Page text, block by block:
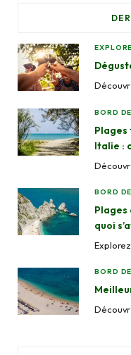
BORD
Plages
Italie :
BORD
Plages
quoi
BORD